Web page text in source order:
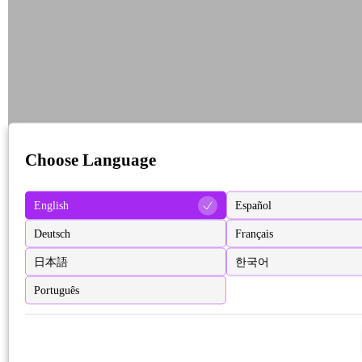
Choose Language
English Español
Deutsch Français
日本語 한국어
Português